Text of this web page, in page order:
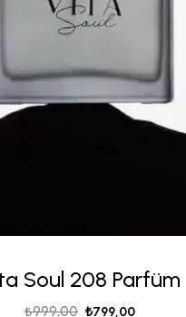
Soul 208 Parfüm
₺999,00 ₺799,00